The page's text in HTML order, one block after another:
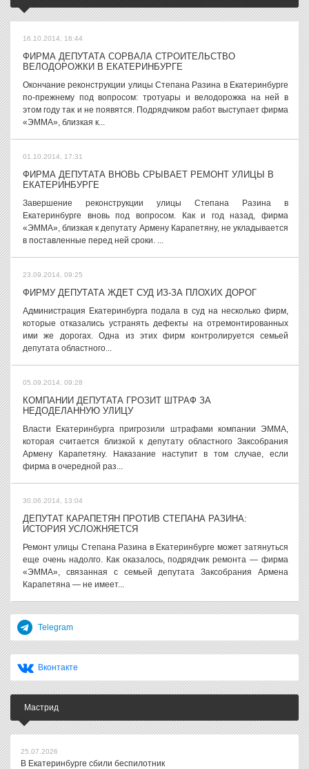
16.10.2014, 16:44
ФИРМА ДЕПУТАТА СОРВАЛА СТРОИТЕЛЬСТВО
ВЕЛОДОРОЖКИ В ЕКАТЕРИНБУРГЕ
Окончание реконструкции улицы Степана Разина в Екатеринбурге
по-прежнему под вопросом: тротуары и велодорожка на ней в
этом году так и не появятся. Подрядчиком работ выступает фирма
«ЭММА», близкая к...
01.10.2014, 17:31
ФИРМА ДЕПУТАТА ВНОВЬ СРЫВАЕТ РЕМОНТ УЛИЦЫ В
ЕКАТЕРИНБУРГЕ
Завершение реконструкции улицы Степана Разина в
Екатеринбурге вновь под вопросом. Как и год назад, фирма
«ЭММА», близкая к депутату Армену Карапетяну, не укладывается
в поставленные перед ней сроки. ...
23.09.2014, 09:25
ФИРМУ ДЕПУТАТА ЖДЕТ СУД ИЗ-ЗА ПЛОХИХ ДОРОГ
Администрация Екатеринбурга подала в суд на несколько фирм,
которые отказались устранять дефекты на отремонтированных
ими же дорогах. Одна из этих фирм контролируется семьей
депутата областного...
05.09.2014, 09:28
КОМПАНИИ ДЕПУТАТА ГРОЗИТ ШТРАФ ЗА
НЕДОДЕЛАННУЮ УЛИЦУ
Власти Екатеринбурга пригрозили штрафами компании ЭММА,
которая считается близкой к депутату областного Заксобрания
Армену Карапетяну. Наказание наступит в том случае, если
фирма в очередной раз...
30.06.2014, 13:04
ДЕПУТАТ КАРАПЕТЯН ПРОТИВ СТЕПАНА РАЗИНА:
ИСТОРИЯ УСЛОЖНЯЕТСЯ
Ремонт улицы Степана Разина в Екатеринбурге может затянуться
еще очень надолго. Как оказалось, подрядчик ремонта — фирма
«ЭММА», связанная с семьей депутата Заксобрания Армена
Карапетяна — не имеет...
Telegram
Вконтакте
Мастрид
25.07.2026
В Екатеринбурге сбили беспилотник